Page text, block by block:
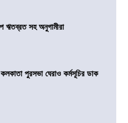
ঋতব্রত সহ অনুগামীরা
পুরসভা ঘেরাও কর্মসূচির ডাক